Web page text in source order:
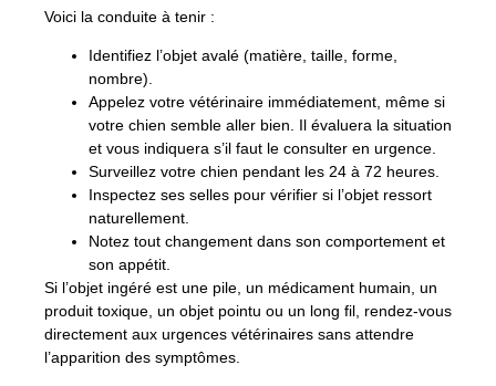
Voici la conduite à tenir :
Identifiez l’objet avalé (matière, taille, forme,
nombre).
Appelez votre vétérinaire immédiatement, même si
votre chien semble aller bien. Il évaluera la situation
et vous indiquera s’il faut le consulter en urgence.
Surveillez votre chien pendant les 24 à 72 heures.
Inspectez ses selles pour vérifier si l’objet ressort
naturellement.
Notez tout changement dans son comportement et
son appétit.
Si l’objet ingéré est une pile, un médicament humain, un
produit toxique, un objet pointu ou un long fil, rendez-vous
directement aux urgences vétérinaires sans attendre
l’apparition des symptômes.